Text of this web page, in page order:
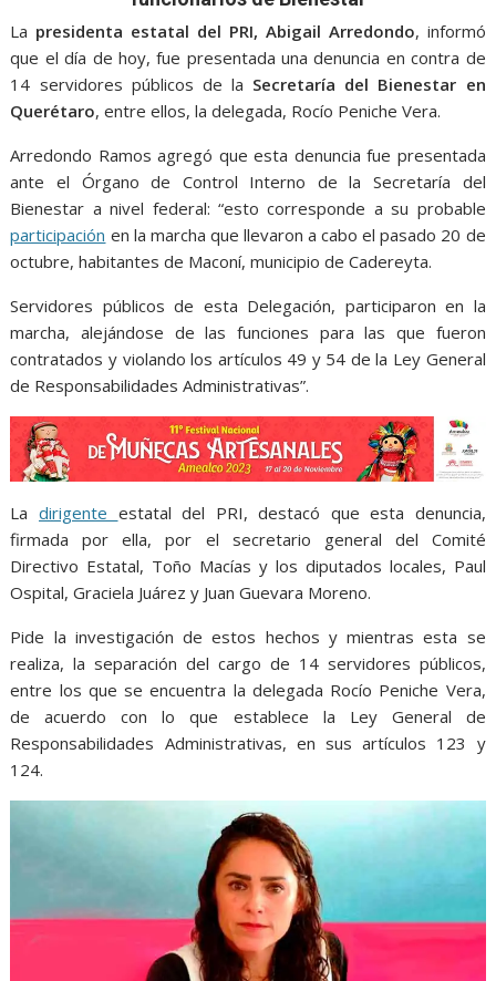
o
k
p
p
g
er
m
La presidenta estatal del PRI, Abigail Arredondo, informó
que el día de hoy, fue presentada una denuncia en contra de
14 servidores públicos de la Secretaría del Bienestar en
Querétaro, entre ellos, la delegada, Rocío Peniche Vera.
Arredondo Ramos agregó que esta denuncia fue presentada
ante el Órgano de Control Interno de la Secretaría del
Bienestar a nivel federal: “esto corresponde a su probable
participación en la marcha que llevaron a cabo el pasado 20 de
octubre, habitantes de Maconí, municipio de Cadereyta.
Servidores públicos de esta Delegación, participaron en la
marcha, alejándose de las funciones para las que fueron
contratados y violando los artículos 49 y 54 de la Ley General
de Responsabilidades Administrativas”.
La dirigente estatal del PRI, destacó que esta denuncia,
firmada por ella, por el secretario general del Comité
Directivo Estatal, Toño Macías y los diputados locales, Paul
Ospital, Graciela Juárez y Juan Guevara Moreno.
Pide la investigación de estos hechos y mientras esta se
realiza, la separación del cargo de 14 servidores públicos,
entre los que se encuentra la delegada Rocío Peniche Vera,
de acuerdo con lo que establece la Ley General de
Responsabilidades Administrativas, en sus artículos 123 y
124.